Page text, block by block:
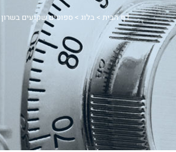
דף הבית > בלוג > ספוטים שקועים בשרון